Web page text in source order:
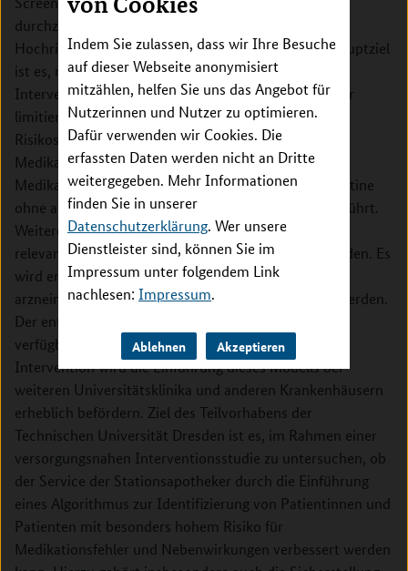
Indem Sie zulassen, dass wir Ihre Besuche
auf dieser Webseite anonymisiert
mitzählen, helfen Sie uns das Angebot für
Nutzerinnen und Nutzer zu optimieren.
Dafür verwenden wir Cookies. Die
erfassten Daten werden nicht an Dritte
weitergegeben. Mehr Informationen
finden Sie in unserer
Datenschutzerklärung. Wer unsere
Dienstleister sind, können Sie im
Impressum unter folgendem Link
nachlesen: Impressum.
Ablehnen Akzeptieren
durchzuführen und mit einem Score die
Hochrisikopatienten zu identifizieren. Das zweite Hauptziel
ist es, mittels einer clusterrandomisierten
Interventionsstudie zu zeigen, dass die Steuerung der
limitieren Ressource Stationsapotheker durch den
Risikoscore zu einer effizienteren Erkennung von
Medikationsfehlern und Nebenwirkungen von
Medikamenten im Vergleich zur aktuell üblichen Routine
ohne automatisierten Risikoscore mit Priorisierung führt.
Weitere Ziele sind die Verminderung von klinisch
relevanten Nebenwirkungen und das Patientenbefinden. Es
wird erwartet, dass durch die geplante Intervention
arzneimittelbezogene Probleme deutlich reduziert werden.
Der entwickelte Risikoscore wird öffentlich und frei
verfügbar gemacht. Ein Nachweis des Nutzens der
Intervention wird die Einführung dieses Modells bei
weiteren Universitätsklinika und anderen Krankenhäusern
erheblich befördern. Ziel des Teilvorhabens der
Technischen Universität Dresden ist es, im Rahmen einer
versorgungsnahen Interventionsstudie zu untersuchen, ob
der Service der Stationsapotheker durch die Einführung
eines Algorithmus zur Identifizierung von Patientinnen und
Patienten mit besonders hohem Risiko für
Medikationsfehler und Nebenwirkungen verbessert werden